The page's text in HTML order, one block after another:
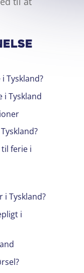
Tyskland?
i Tyskland
ferie i
i Tyskland?
i